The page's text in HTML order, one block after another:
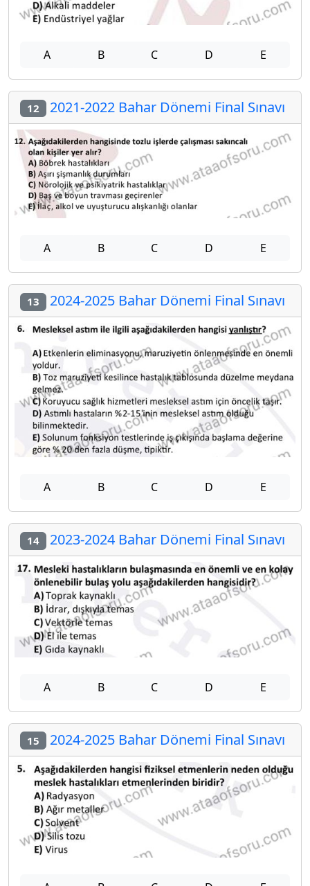
A B C D E
12 2021-2022 Bahar Dönemi Final Sınavı
A B C D E
13 2024-2025 Bahar Dönemi Final Sınavı
A B C D E
14 2023-2024 Bahar Dönemi Final Sınavı
A B C D E
15 2024-2025 Bahar Dönemi Final Sınavı